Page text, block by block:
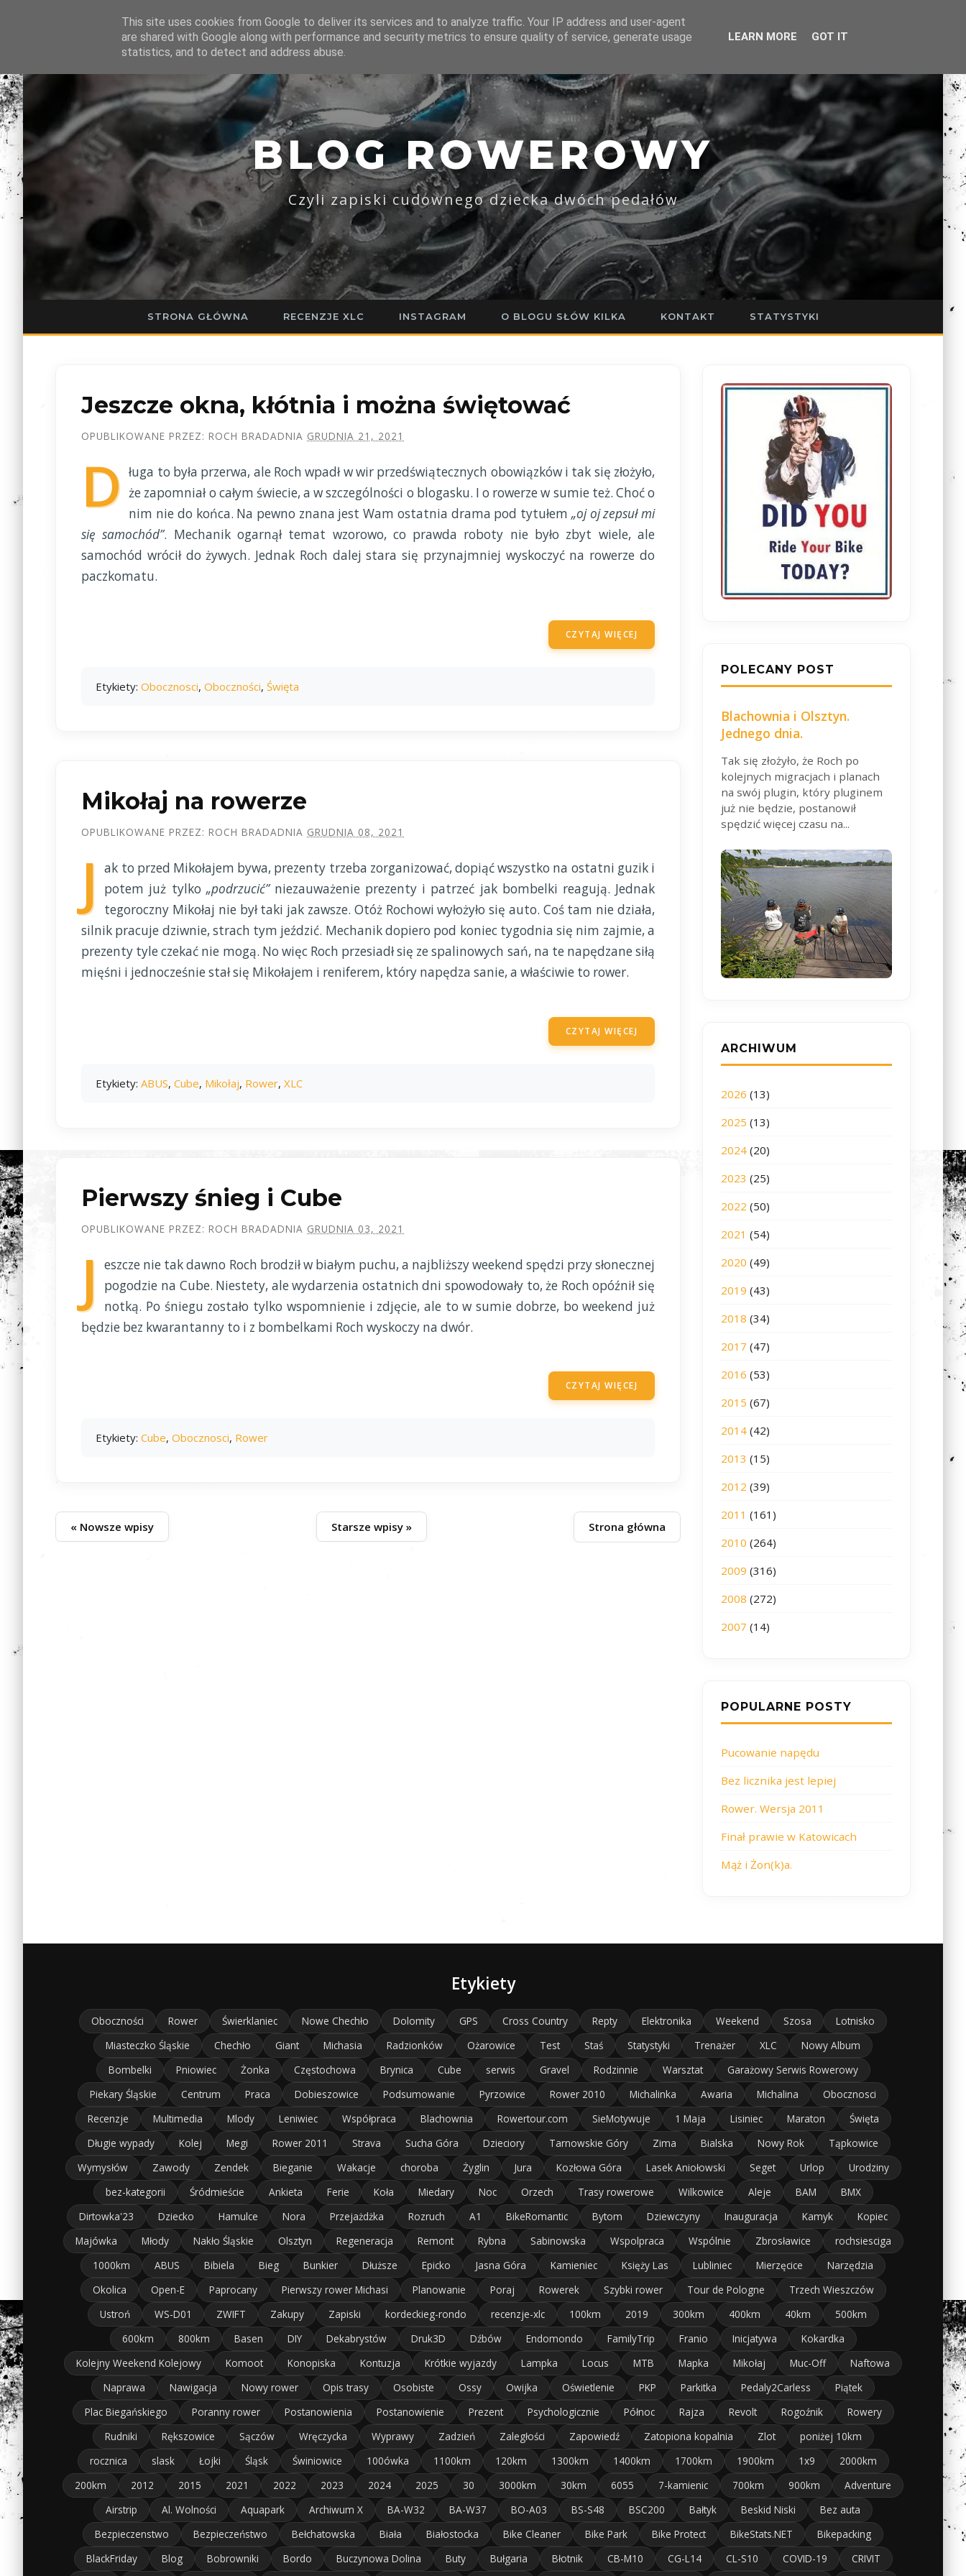
BLOG ROWEROWY
Czyli zapiski cudownego dziecka dwóch pedałów
STRONA GŁÓWNA RECENZJE XLC INSTAGRAM O BLOGU SŁÓW KILKA KONTAKT STATYSTYKI
Jeszcze okna, kłótnia i można świętować
OPUBLIKOWANE PRZEZ: ROCH BRADADNIA GRUDNIA 21, 2021
D ługa to była przerwa, ale Roch wpadł w wir przedświątecznych obowiązków i tak się złożyło,
że zapomniał o całym świecie, a w szczególności o blogasku. I o rowerze w sumie też. Choć o
nim nie do końca. Na pewno znana jest Wam ostatnia drama pod tytułem „oj oj zepsuł mi
się samochód”. Mechanik ogarnął temat wzorowo, co prawda roboty nie było zbyt wiele, ale
samochód wrócił do żywych. Jednak Roch dalej stara się przynajmniej wyskoczyć na rowerze do
paczkomatu.
CZYTAJ WIĘCEJ
Etykiety: Obocznosci, Oboczności, Święta
Mikołaj na rowerze
OPUBLIKOWANE PRZEZ: ROCH BRADADNIA GRUDNIA 08, 2021
J
ak to przed Mikołajem bywa, prezenty trzeba zorganizować, dopiąć wszystko na ostatni guzik i
potem już tylko „podrzucić”niezauważenie prezenty i patrzeć jak bombelki reagują. Jednak
tegoroczny Mikołaj nie był taki jak zawsze. Otóż Rochowi wyłożyło się auto. Coś tam nie działa,
silnik pracuje dziwnie, strach tym jeździć. Mechanik dopiero pod koniec tygodnia się nim zajmie, a
prezenty tyle czekać nie mogą. No więc Roch przesiadł się ze spalinowych sań, na te napędzane siłą
mięśni i jednocześnie stał się Mikołajem i reniferem, który napędza sanie, a właściwie to rower.
CZYTAJ WIĘCEJ
Etykiety: ABUS, Cube, Mikołaj, Rower, XLC
Pierwszy śnieg i Cube
OPUBLIKOWANE PRZEZ: ROCH BRADADNIA GRUDNIA 03, 2021
J
eszcze nie tak dawno Roch brodził w białym puchu, a najbliższy weekend spędzi przy słonecznej
pogodzie na Cube. Niestety, ale wydarzenia ostatnich dni spowodowały to, że Roch opóźnił się
notką. Po śniegu zostało tylko wspomnienie i zdjęcie, ale to w sumie dobrze, bo weekend już
będzie bez kwarantanny to i z bombelkami Roch wyskoczy na dwór.
CZYTAJ WIĘCEJ
Etykiety: Cube, Obocznosci, Rower
« Nowsze wpisy Starsze wpisy » Strona główna
POLECANY POST
Blachownia i Olsztyn.
Jednego dnia.
Tak się złożyło, że Roch po
kolejnych migracjach i planach
na swój plugin, który pluginem
już nie będzie, postanowił
spędzić więcej czasu na...
ARCHIWUM
2026 (13)
2025 (13)
2024 (20)
2023 (25)
2022 (50)
2021 (54)
2020 (49)
2019 (43)
2018 (34)
2017 (47)
2016 (53)
2015 (67)
2014 (42)
2013 (15)
2012 (39)
2011 (161)
2010 (264)
2009 (316)
2008 (272)
2007 (14)
POPULARNE POSTY
Pucowanie napędu
Bez licznika jest lepiej
Rower. Wersja 2011
Finał prawie w Katowicach
Mąż i Żon(k)a.
Etykiety
Oboczności Rower Świerklaniec Nowe Chechło Dolomity GPS Cross Country Repty Elektronika Weekend Szosa
Lotnisko
Miasteczko Śląskie
Chechło Giant Michasia Radzionków Ożarowice Test Staś Statystyki Trenażer XLC
Nowy Album
Bombelki
Pniowiec Żonka Częstochowa Brynica Cube serwis Gravel Rodzinnie Warsztat
Garażowy Serwis Rowerowy
Piekary Śląskie
Centrum Praca Dobieszowice Podsumowanie Pyrzowice Rower 2010 Michalinka Awaria Michalina
Obocznosci
Recenzje
Multimedia Mlody Leniwiec Współpraca Blachownia Rowertour.com SieMotywuje 1 Maja Lisiniec Maraton
Święta
Długie wypady
Kolej Megi Rower 2011 Strava Sucha Góra Dzieciory Tarnowskie Góry Zima Bialska Nowy Rok
Tąpkowice
Wymysłów
Zawody Zendek Bieganie Wakacje choroba Żyglin Jura Kozłowa Góra Lasek Aniołowski Seget Urlop
Urodziny
bez-kategorii
Śródmieście Ankieta Ferie Koła Miedary Noc Orzech Trasy rowerowe Wilkowice Aleje BAM
BMX
Dirtowka'23
Dziecko Hamulce Nora Przejażdżka Rozruch A1 BikeRomantic Bytom Dziewczyny Inauguracja Kamyk
Kopiec
Majówka
Młody Nakło Śląskie Olsztyn Regeneracja Remont Rybna Sabinowska Wspolpraca Wspólnie Zbrosławice
rochsiesciga
1000km
ABUS Bibiela Bieg Bunkier Dłuższe Epicko Jasna Góra Kamieniec Księży Las Lubliniec Mierzęcice
Narzędzia
Okolica
Open-E Paprocany Pierwszy rower Michasi Planowanie Poraj Rowerek Szybki rower Tour de Pologne
Trzech Wieszczów
Ustroń
WS-D01 ZWIFT Zakupy Zapiski kordeckieg-rondo recenzje-xlc 100km 2019 300km 400km 40km
500km
600km
800km Basen DIY Dekabrystów Druk3D Dźbów Endomondo FamilyTrip Franio Inicjatywa
Kokardka
Kolejny Weekend Kolejowy
Komoot Konopiska Kontuzja Krótkie wyjazdy Lampka Locus MTB Mapka Mikołaj Muc-Off
Naftowa
Naprawa
Nawigacja Nowy rower Opis trasy Osobiste Ossy Owijka Oświetlenie PKP Parkitka Pedaly2Carless
Piątek
Plac Biegańskiego
Poranny rower Postanowienia Postanowienie Prezent Psychologicznie Północ Rajza Revolt Rogoźnik
Rowery
Rudniki
Rększowice Sączów Wręczycka Wyprawy Zadzień Zaległości Zapowiedź Zatopiona kopalnia Zlot
poniżej 10km
rocznica
slask Łojki Śląsk Świniowice 100ówka 1100km 120km 1300km 1400km 1700km 1900km 1x9
2000km
200km
2012 2015 2021 2022 2023 2024 2025 30 3000km 30km 6055 7-kamienic 700km 900km
Adventure
Airstrip
Al. Wolności Aquapark Archiwum X BA-W32 BA-W37 BO-A03 BS-S48 BSC200 Bałtyk Beskid Niski
Bez auta
Bezpieczenstwo
Bezpieczeństwo Bełchatowska Biała Białostocka Bike Cleaner Bike Park Bike Protect BikeStats.NET
Bikepacking
BlackFriday
Blog Bobrowniki Bordo Buczynowa Dolina Buty Bułgaria Błotnik CB-M10 CG-L14 CL-S10 COVID-19
CRIVIT
This site uses cookies from Google to deliver its services and to analyze traffic. Your IP address and user-agent
are shared with Google along with performance and security metrics to ensure quality of service, generate usage
statistics, and to detect and address abuse.
LEARN MORE GOT IT